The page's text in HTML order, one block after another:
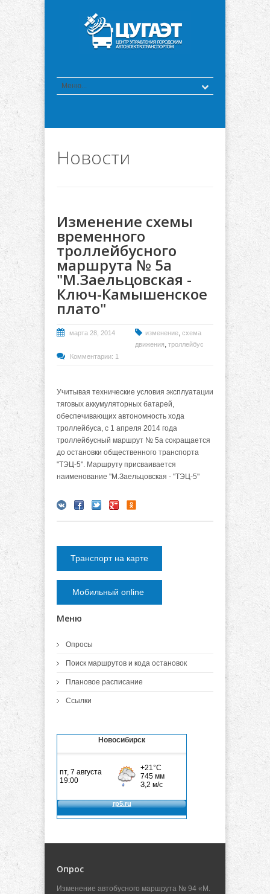
Новости
Изменение схемы
временного
троллейбусного
маршрута № 5а
"М.Заельцовская -
Ключ-Камышенское
плато"
марта 28, 2014 изменение, схема
движения, троллейбус
Комментарии: 1
Учитывая технические условия эксплуатации
тяговых аккумуляторных батарей,
обеспечивающих автономность хода
троллейбуса, с 1 апреля 2014 года
троллейбусный маршрут № 5а сокращается
до остановки общественного транспорта
"ТЭЦ-5". Маршруту присваивается
наименование "М.Заельцовская - "ТЭЦ-5"
Транспорт на карте
Мобильный online
Меню
Опросы
Поиск маршрутов и кода остановок
Плановое расписание
Ссылки
Новосибирск
Опрос
Изменение автобусного маршрута № 94 «М.